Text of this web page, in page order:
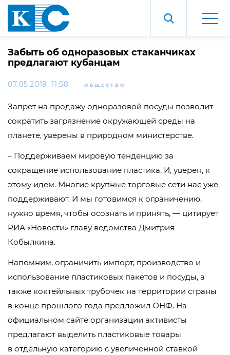
Забыть об одноразовых стаканчиках
предлагают кубанцам
07.05.2019, 11:58 ОБЩЕСТВО
Запрет на продажу одноразовой посуды позволит
сократить загрязнение окружающей среды на
планете, уверены в природном министерстве.
– Поддерживаем мировую тенденцию за
сокращение использование пластика. И, уверен, к
этому идем. Многие крупные торговые сети нас уже
поддерживают. И мы готовимся к ограничению,
нужно время, чтобы осознать и принять, — цитирует
РИА «Новости» главу ведомства Дмитрия
Кобылкина.
Напомним, ограничить импорт, производство и
использование пластиковых пакетов и посуды, а
также коктейльных трубочек на территории страны
в конце прошлого года предложил ОНФ. На
официальном сайте организации активисты
предлагают выделить пластиковые товары
в отдельную категорию с увеличенной ставкой